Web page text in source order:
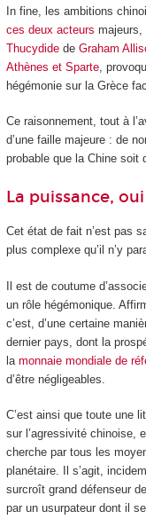
In fine, les ambitions
ces deux acteurs majeurs,
Thucydidede Graham
Athènes et Sparte,
hégémonie sur la Grèce
Ce raisonnement, tout à
d’une faille majeure : de
probable que la Chine soit
La puissance,
Cet état de fait n’est pas
plus complexe qu’il n’y
Il est de coutume
un rôle hégémonique.
c’est, d’une certaine
dernier pays, dont la
la monnaie mondiale de
d’être négligeables.
C’est ainsi que toute une
sur l’agressivité chinoise,
cherche par tous les
planétaire. Il s’agit,
surcroît grand défenseur
par un usurpateur dont il